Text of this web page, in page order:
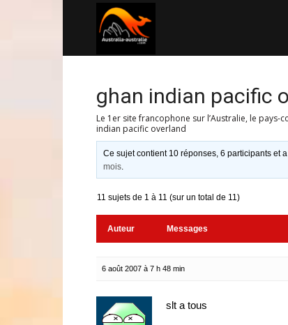
ghan indian pacific
Le 1er site francophone sur l’Australie, le pays-
indian pacific overland
Ce sujet contient 10 réponses, 6 participants et
mois.
11 sujets de 1 à 11 (sur un total de 11)
Auteur Messages
6 août 2007 à 7 h 48 min
slt a tous